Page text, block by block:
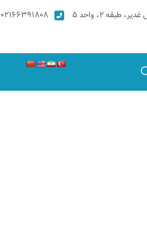
۰۲۱۶۶۳۹۱۸۰۸